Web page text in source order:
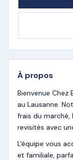
À propos
Bienvenue
au Lausanne.
frais du marché,
revisités avec
L'équipe vous
et familiale,